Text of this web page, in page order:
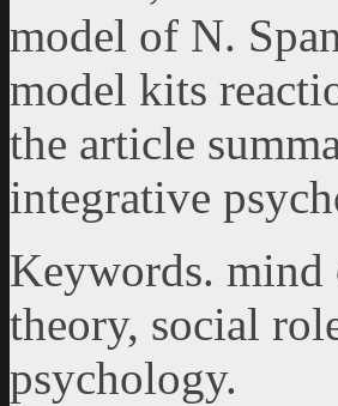
model of N.
model kits
the article
integrative
Keywords.
theory, social
psychology.